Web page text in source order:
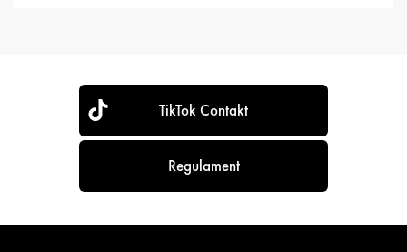
TikTok Contakt
Regulament